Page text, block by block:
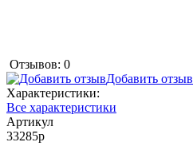
Отзывов: 0
Добавить отзыв
Характеристики:
Все характеристики
Артикул
33285p